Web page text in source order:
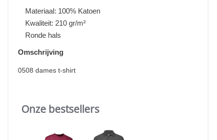
Materiaal: 100% Katoen
Kwaliteit: 210 gr/m²
Ronde hals
Omschrijving
0508 dames t-shirt
Slideshow
Onze bestsellers